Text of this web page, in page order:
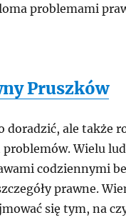
problemami
Pruszków
doradzić, ale także
Wielu
codziennymi
prawne.
się tym, na